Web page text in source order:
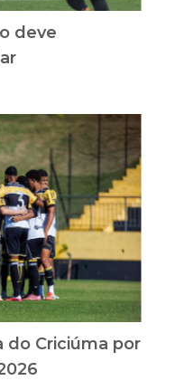
deve
do Criciúma por